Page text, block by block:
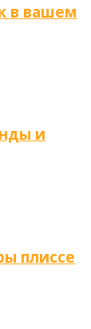
в вашем
и
плиссе